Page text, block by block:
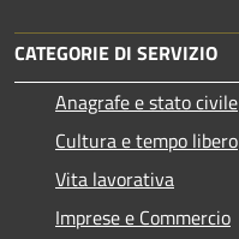
CATEGORIE DI SERVIZIO
Anagrafe e stato civile
Cultura e tempo libero
Vita lavorativa
Imprese e Commercio